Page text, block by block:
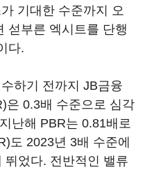
기대한 수준까지 오
섣부른 엑시트를 단행
다.
하기 전까지 JB금융
은 0.3배 수준으로 심각
난해 PBR는 0.81배로
도 2023년 3배 수준에
뛰었다. 전반적인 밸류